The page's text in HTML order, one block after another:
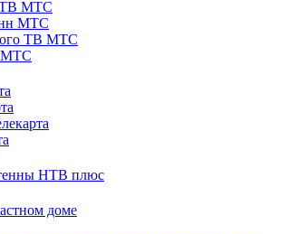
ТВ МТС
МТС
ТВ МТС
МТС
НТВ плюс
доме